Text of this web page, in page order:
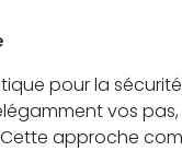
pour la
vos
approche